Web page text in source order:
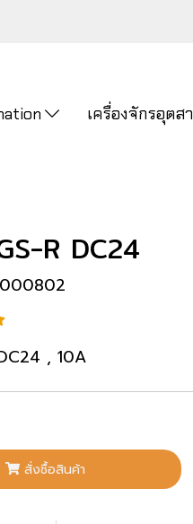
เครื่องจักรอุต
R DC24
, 10A
สั่งซื้อสินค้า